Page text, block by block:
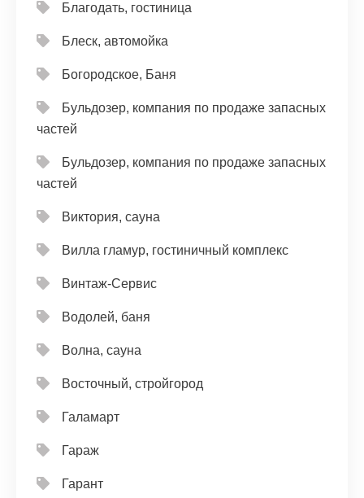
Благодать, гостиница
Блеск, автомойка
Богородское, Баня
Бульдозер, компания по продаже запасных
частей
Бульдозер, компания по продаже запасных
частей
Виктория, сауна
Вилла гламур, гостиничный комплекс
Винтаж-Сервис
Водолей, баня
Волна, сауна
Восточный, стройгород
Галамарт
Гараж
Гарант